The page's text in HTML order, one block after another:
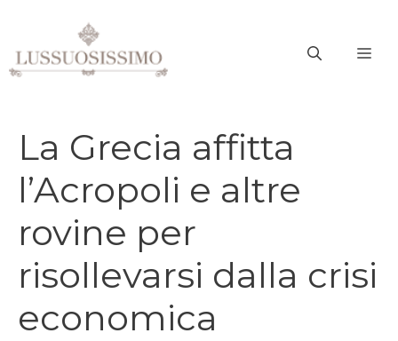
contenuto
La Grecia affitta
l’Acropoli e altre
rovine per
risollevarsi dalla crisi
economica